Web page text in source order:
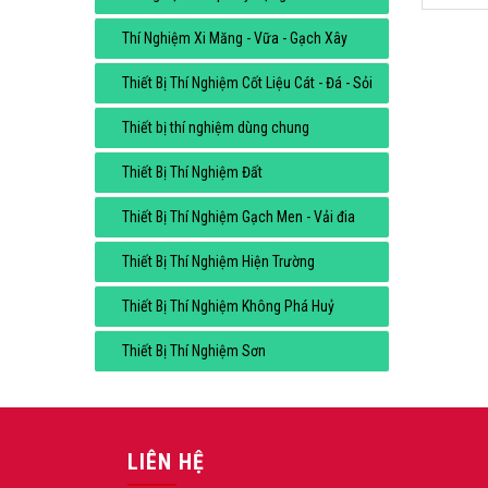
Thí Nghiệm Xi Măng - Vữa - Gạch Xây
Thiết Bị Thí Nghiệm Cốt Liệu Cát - Đá - Sỏi
Thiết bị thí nghiệm dùng chung
Thiết Bị Thí Nghiệm Đất
Thiết Bị Thí Nghiệm Gạch Men - Vải đia
Thiết Bị Thí Nghiệm Hiện Trường
Thiết Bị Thí Nghiệm Không Phá Huỷ
Thiết Bị Thí Nghiệm Sơn
LIÊN HỆ